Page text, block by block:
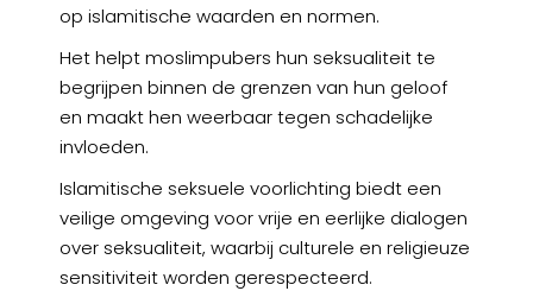
op islamitische waarden en normen.
Het helpt moslimpubers hun seksualiteit te
begrijpen binnen de grenzen van hun geloof
en maakt hen weerbaar tegen schadelijke
invloeden.
Islamitische seksuele voorlichting biedt een
veilige omgeving voor vrije en eerlijke dialogen
over seksualiteit, waarbij culturele en religieuze
sensitiviteit worden gerespecteerd.